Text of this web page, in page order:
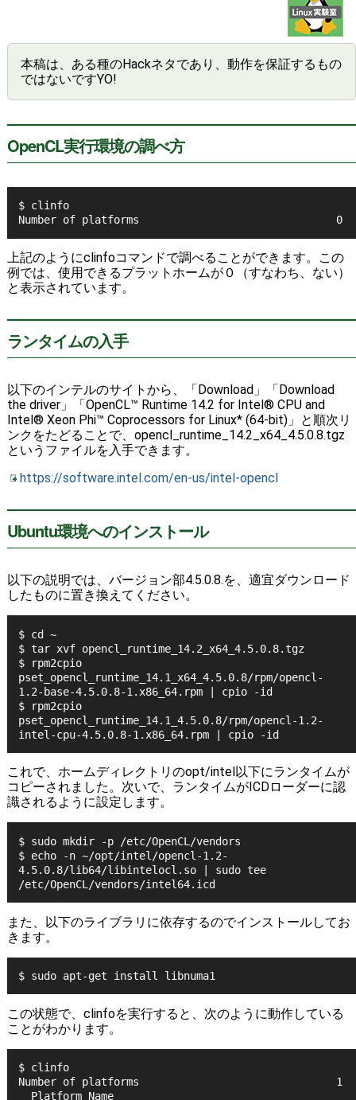
本稿は、ある種のHackネタであり、動作を保証するもの
ではないですYO!
OpenCL実行環境の調べ方
$ clinfo
Number of platforms                               0
上記のようにclinfoコマンドで調べることができます。この
例では、使用できるプラットホームが０（すなわち、ない）
と表示されています。
ランタイムの入手
以下のインテルのサイトから、「Download」「Download
the driver」「OpenCL™ Runtime 14.2 for Intel® CPU and
Intel® Xeon Phi™ Coprocessors for Linux* (64-bit)」と順次リ
ンクをたどることで、opencl_runtime_14.2_x64_4.5.0.8.tgz
というファイルを入手できます。
https://software.intel.com/en-us/intel-opencl
Ubuntu環境へのインストール
以下の説明では、バージョン部4.5.0.8.を、適宜ダウンロード
したものに置き換えてください。
$ cd ~
$ tar xvf opencl_runtime_14.2_x64_4.5.0.8.tgz
$ rpm2cpio
pset_opencl_runtime_14.1_x64_4.5.0.8/rpm/opencl-
1.2-base-4.5.0.8-1.x86_64.rpm | cpio -id
$ rpm2cpio
pset_opencl_runtime_14.1_4.5.0.8/rpm/opencl-1.2-
intel-cpu-4.5.0.8-1.x86_64.rpm | cpio -id
これで、ホームディレクトリのopt/intel以下にランタイムが
コピーされました。次いで、ランタイムがICDローダーに認
識されるように設定します。
$ sudo mkdir -p /etc/OpenCL/vendors
$ echo -n ~/opt/intel/opencl-1.2-
4.5.0.8/lib64/libintelocl.so | sudo tee
/etc/OpenCL/vendors/intel64.icd
また、以下のライブラリに依存するのでインストールしてお
きます。
$ sudo apt-get install libnuma1
この状態で、clinfoを実行すると、次のように動作している
ことがわかります。
$ clinfo
Number of platforms                               1
Platform Name